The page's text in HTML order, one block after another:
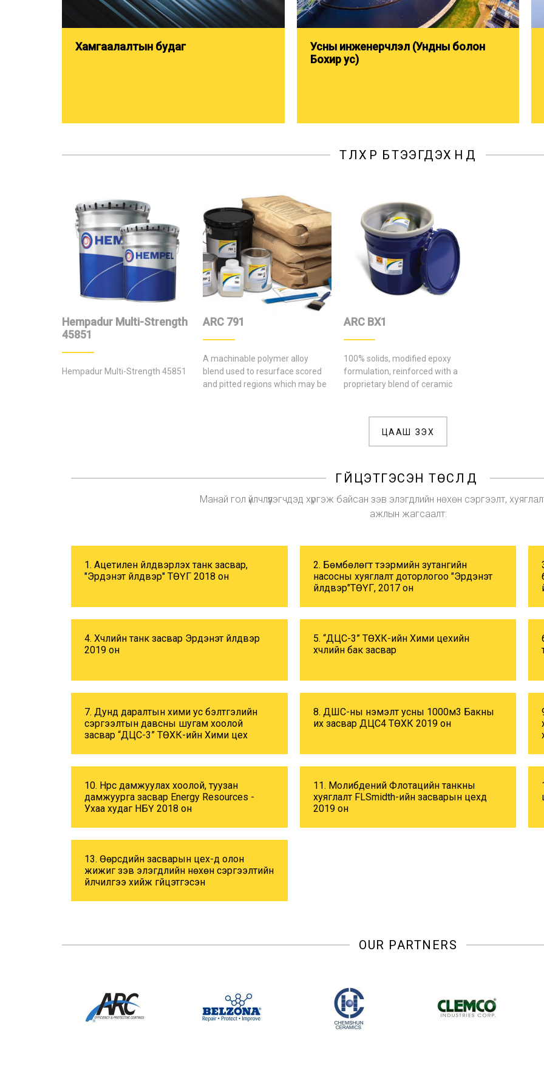
Хамгаалалтын будаг
Усны инженерчлэл (Ундны болон
Бохир ус)
ТҮЛХҮҮР БҮТЭЭГДЭХҮҮНҮҮД
Hempadur Multi-Strength
45851
Hempadur Multi-Strength 45851
ARC 791
A machinable polymer alloy
blend used to resurface scored
and pitted regions which may be
ARC BX1
100% solids, modified epoxy
formulation, reinforced with a
proprietary blend of ceramic
ЦААШ ҮЗЭХ
ГҮЙЦЭТГЭСЭН ТӨСЛҮҮД
Манай гол үйлчлүүлэгчдэд хүргэж байсан зэв элэгдлийн нөхөн сэргээлт,
ажлын жагсаалт:
1. Ацетилен үйлдвэрлэх танк засвар,
"Эрдэнэт үйлдвэр" ТӨҮГ 2018 он
2. Бөмбөлөгт тээрмийн зутангийн
насосны хуяглалт доторлогоо "Эрдэнэт
үйлдвэр"ТӨҮГ, 2017 он
4. Хүчлийн танк засвар Эрдэнэт үйлдвэр
2019 он
5. “ДЦС-3” ТӨХК-ийн Хими цехийн
хүчлийн бак засвар
7. Дунд даралтын хими ус бэлтгэлийн
сэргээлтын давсны шугам хоолой
засвар “ДЦС-3” ТӨХК-ийн Хими цех
8. ДШС-ны нэмэлт усны 1000м3 Бакны
их засвар ДЦС4 ТӨХК 2019 он
10. Нүүрс дамжуулах хоолой, туузан
дамжуурга засвар Energy Resources -
Ухаа худаг НБҮ 2018 он
11. Молибдений Флотацийн танкны
хуяглалт FLSmidth-ийн засварын цехд
2019 он
13. Өөрсдийн засварын цех-д олон
жижиг зэв элэгдлийн нөхөн сэргээлтийн
үйлчилгээ хийж гүйцэтгэсэн
OUR PARTNERS